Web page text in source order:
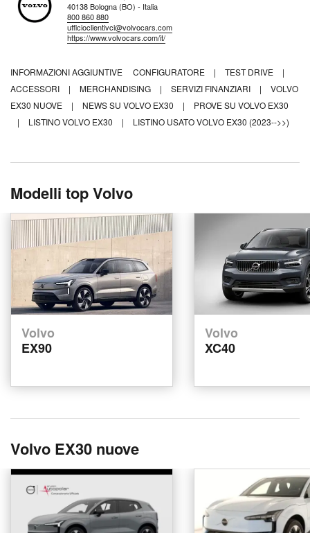
40138 Bologna (BO) - Italia
800 860 880
ufficioclientivci@volvocars.com
https://www.volvocars.com/it/
INFORMAZIONI AGGIUNTIVE CONFIGURATORE | TEST DRIVE
|
ACCESSORI
| MERCHANDISING | SERVIZI FINANZIARI |
VOLVO
EX30 NUOVE
| NEWS SU VOLVO EX30 |
PROVE SU VOLVO EX30
|
LISTINO VOLVO EX30 | LISTINO USATO VOLVO EX30 (2023-->>)
Modelli top Volvo
Volvo
EX90
Volvo
XC40
Volvo EX30 nuove